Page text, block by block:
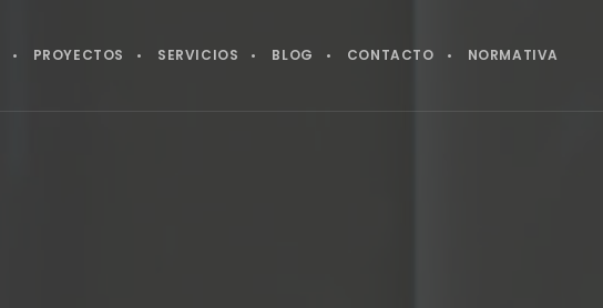
PROYECTOS SERVICIOS BLOG CONTACTO NORMATIVA